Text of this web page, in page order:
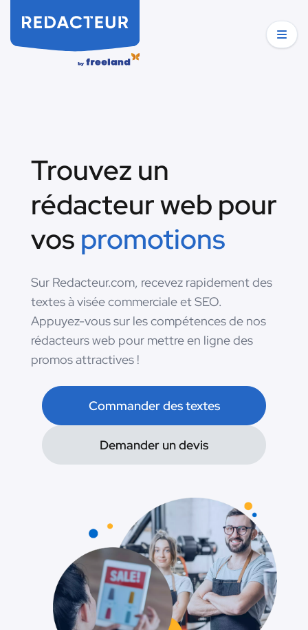
Trouvez un
rédacteur web pour
vos promotions
Sur Redacteur.com, recevez rapidement des
textes à visée commerciale et SEO.
Appuyez-vous sur les compétences de nos
rédacteurs web pour mettre en ligne des
promos attractives !
Commander des textes
Demander un devis